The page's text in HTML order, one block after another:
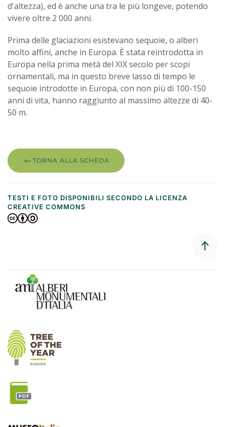
d'altezza), ed è anche una tra le più longeve, potendo
vivere oltre 2 000 anni.
Prima delle glaciazioni esistevano sequoie, o alberi
molto affini, anche in Europa. È stata reintrodotta in
Europa nella prima metà del XIX secolo per scopi
ornamentali, ma in questo breve lasso di tempo le
sequoie introdotte in Europa, con non più di 100-150
anni di vita, hanno raggiunto al massimo altezze di 40-
50 m.
TORNA ALLA SCHEDA
TESTI E FOTO DISPONIBILI SECONDO LA LICENZA
CREATIVE COMMONS